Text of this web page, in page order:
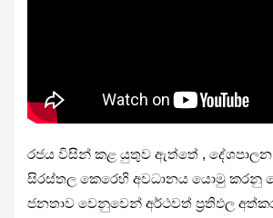
රජය විසින් කළ යුතුව ඇත්තේ , දේශපාලන
සිරස්තල කෙරෙහි අවධානය යොමු කරනු
ජනතාව වෙනුවෙන් අර්ථවත් ප්‍රතිඵල